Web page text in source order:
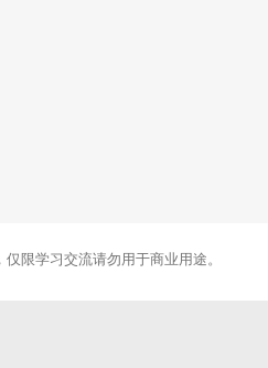
限学习交流请勿用于商业用途。